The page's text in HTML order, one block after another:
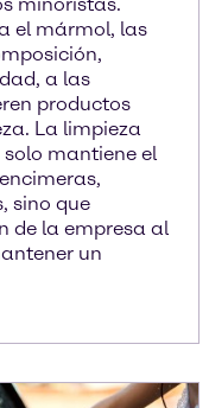
el mármol, las
a las
productos
La limpieza
mantiene el
sino que
de la empresa al
un